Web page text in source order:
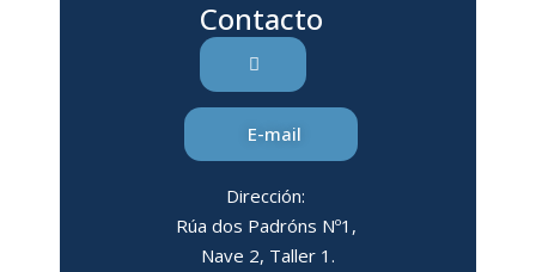
Contacto
E-mail
Dirección:
Rúa dos Padróns Nº1,
Nave 2, Taller 1.